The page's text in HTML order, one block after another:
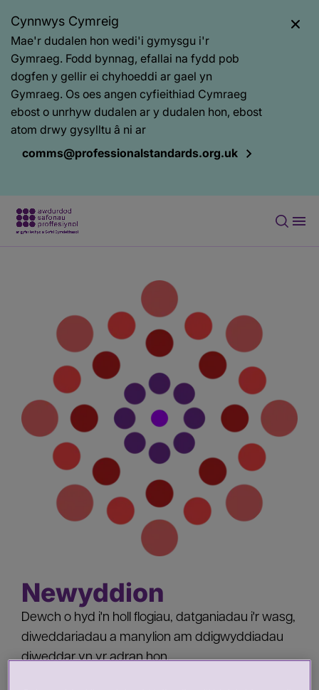
Cynnwys Cymreig
Mae'r dudalen hon wedi'i gymysgu i'r
Gymraeg. Fodd bynnag, efallai na fydd pob
dogfen y gellir ei chyhoeddi ar gael yn
Gymraeg. Os oes angen cyfieithiad Cymraeg
ebost o unrhyw dudalen ar y dudalen hon, ebost
atom drwy gysylltu â ni ar
comms@professionalstandards.org.uk
Newyddion
Dewch o hyd i'n holl flogiau, datganiadau i'r wasg,
diweddariadau a manylion am ddigwyddiadau
diweddar yn yr adran hon.